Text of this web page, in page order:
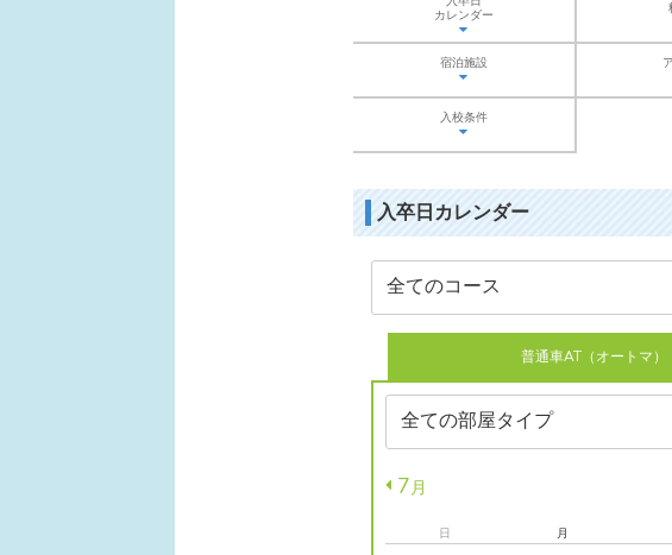
カレンダー
宿泊施設
入校条件
入卒日カレンダー
普通車AT（オートマ）
7月
日 月